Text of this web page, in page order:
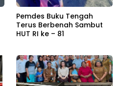
Pemdes Buku Tengah
Terus Berbenah Sambut
HUT RI ke – 81